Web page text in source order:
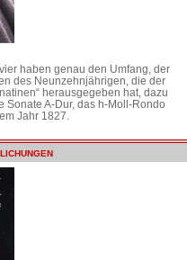
haben genau den Umfang, der
des Neunzehnjährigen, die der
herausgegeben hat, dazu
Sonate A-Dur, das h-Moll-Rondo
Jahr 1827.